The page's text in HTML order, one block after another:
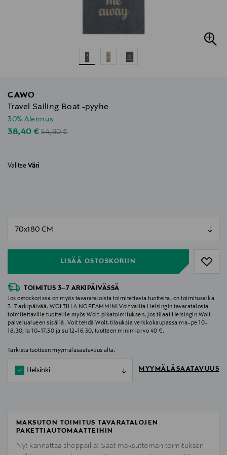
CAWO
Travel Sailing Boat -pyyhe
30% Alennus
Discounted Price
38,40 €Original Price
54,90 €
Valitse Väri
LISÄÄ OSTOSKORIIN
TOIMITUS 3–7 ARKIPÄIVÄSSÄ
Jos ostoskorissa on myös tavarataloista toimitettavia tuotteita, on toimitusaika
3–7 arkipäivää. WOLTILLA NOPEAMMIN! Voit valita Helsingin tavaratalosta
toimitettaville tuotteille myös Wolt-pikatoimituksen, jos tilaat Helsingin Wolt-
palvelualueen sisällä. Voit tehdä Wolt-tilauksia verkkokaupassa ma–pe 10–
18.30, la 10–17.30 ja su 12–16.30, tuotteen minimiarvo 40 €.
Tarkista tuotteen myymäläsaatavuus alta.
Helsinki MYYMÄLÄSAATAVUUS
MAKSUTON TOIMITUS TAVARATALOJEN
PAKETTIAUTOMAATTEIHIN
Nyt kannattaa shoppailla! Saat maksuttoman toimituksen